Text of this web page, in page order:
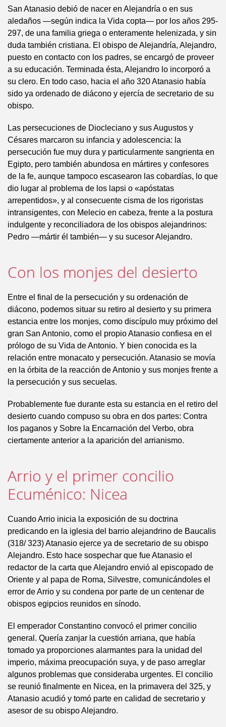
San Atanasio debió de nacer en Alejandría o en sus
aledaños —según indica la Vida copta— por los años 295-
297, de una familia griega o enteramente helenizada, y sin
duda también cristiana. El obispo de Alejandría, Alejandro,
puesto en contacto con los padres, se encargó de proveer
a su educación. Terminada ésta, Alejandro lo incorporó a
su clero. En todo caso, hacia el año 320 Atanasio había
sido ya ordenado de diácono y ejercía de secretario de su
obispo.
Las persecuciones de Diocleciano y sus Augustos y
Césares marcaron su infancia y adolescencia: la
persecución fue muy dura y particularmente sangrienta en
Egipto, pero también abundosa en mártires y confesores
de la fe, aunque tampoco escasearon las cobardías, lo que
dio lugar al problema de los lapsi o «apóstatas
arrepentidos», y al consecuente cisma de los rigoristas
intransigentes, con Melecio en cabeza, frente a la postura
indulgente y reconciliadora de los obispos alejandrinos:
Pedro —mártir él también— y su sucesor Alejandro.
Con los monjes del desierto
Entre el final de la persecución y su ordenación de
diácono, podemos situar su retiro al desierto y su primera
estancia entre los monjes, como discípulo muy próximo del
gran San Antonio, como el propio Atanasio confiesa en el
prólogo de su Vida de Antonio. Y bien conocida es la
relación entre monacato y persecución. Atanasio se movía
en la órbita de la reacción de Antonio y sus monjes frente a
la persecución y sus secuelas.
Probablemente fue durante esta su estancia en el retiro del
desierto cuando compuso su obra en dos partes: Contra
los paganos y Sobre la Encarnación del Verbo, obra
ciertamente anterior a la aparición del arrianismo.
Arrio y el primer concilio
Ecuménico: Nicea
Cuando Arrio inicia la exposición de su doctrina
predicando en la iglesia del barrio alejandrino de Baucalis
(318/ 323) Atanasio ejerce ya de secretario de su obispo
Alejandro. Esto hace sospechar que fue Atanasio el
redactor de la carta que Alejandro envió al episcopado de
Oriente y al papa de Roma, Silvestre, comunicándoles el
error de Arrio y su condena por parte de un centenar de
obispos egipcios reunidos en sínodo.
El emperador Constantino convocó el primer concilio
general. Quería zanjar la cuestión arriana, que había
tomado ya proporciones alarmantes para la unidad del
imperio, máxima preocupación suya, y de paso arreglar
algunos problemas que consideraba urgentes. El concilio
se reunió finalmente en Nicea, en la primavera del 325, y
Atanasio acudió y tomó parte en calidad de secretario y
asesor de su obispo Alejandro.